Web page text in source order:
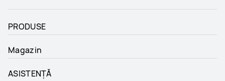
PRODUSE
Magazin
ASISTENȚĂ